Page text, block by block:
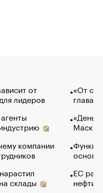
от
лидеров
компании
склады
«От
глава
Маск в
основ
ЕС
нефти